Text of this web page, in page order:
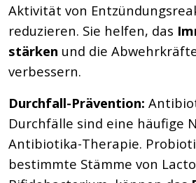
Aktivität von
reduzieren. Sie helfen, das
stärken und die
verbessern.
Durchfall-Prävention:
Durchfälle sind eine häufige
Antibiotika-Therapie.
bestimmte Stämme von